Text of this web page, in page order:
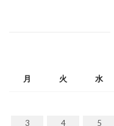
月 火 水
3
4 5